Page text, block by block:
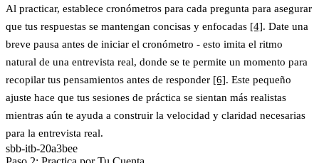
Al practicar, establece cronómetros para cada pregunta para asegurar
que tus respuestas se mantengan concisas y enfocadas [4]. Date una
breve pausa antes de iniciar el cronómetro - esto imita el ritmo
natural de una entrevista real, donde se te permite un momento para
recopilar tus pensamientos antes de responder [6]. Este pequeño
ajuste hace que tus sesiones de práctica se sientan más realistas
mientras aún te ayuda a construir la velocidad y claridad necesarias
para la entrevista real.
sbb-itb-20a3bee